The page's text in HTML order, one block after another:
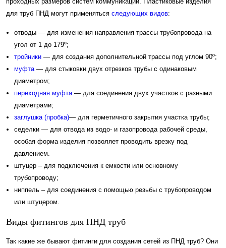
для труб ПНД могут применяться следующих видов:
отводы — для изменения направления трассы трубопровода на
угол от 1 до 179º;
тройники — для создания дополнительной трассы под углом 90º;
муфта — для стыковки двух отрезков трубы с одинаковым
диаметром;
переходная муфта — для соединения двух участков с разными
диаметрами;
заглушка (пробка)— для герметичного закрытия участка трубы;
седелки — для отвода из водо- и газопровода рабочей среды,
особая форма изделия позволяет проводить врезку под
давлением.
штуцер – для подключения к емкости или основному
трубопроводу;
ниппель – для соединения с помощью резьбы с трубопроводом
или штуцером.
Виды фитингов для ПНД труб
Так какие же бывают фитинги для создания сетей из ПНД труб? Они